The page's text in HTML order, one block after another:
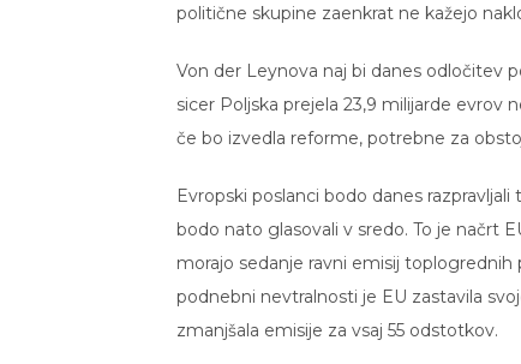
politične skupine zaenkrat ne kažejo
Von der Leynova naj bi danes odločitev
sicer Poljska prejela 23,9 milijarde evrov
če bo izvedla reforme, potrebne za
Evropski poslanci bodo danes
bodo nato glasovali v sredo. To je načrt
morajo sedanje ravni emisij
podnebni nevtralnosti je EU zastavila
zmanjšala emisije za vsaj 55 odstotkov.